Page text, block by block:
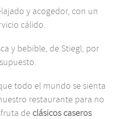
y acogedor, con un
cálido.
y bebible, de Stiegl, por
supuesto.
todo el mundo se sienta
restaurante para no
de clásicos caseros